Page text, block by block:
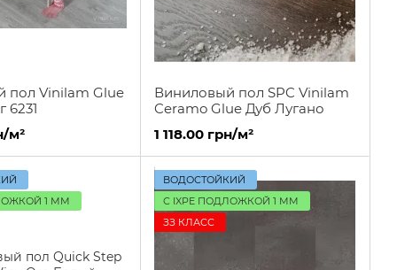
пол Vinilam Glue
6231
м²
Виниловый пол SPC Vinilam
Ceramo Glue Дуб Лугано
1 118.00 грн/м²
1 ММ
ВОДОСТОЙКИЙ
С IXPE ПОДЛОЖКОЙ 1 ММ
ЗЗ КЛАСС